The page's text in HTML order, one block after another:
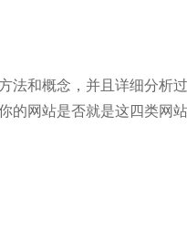
法和概念，并且详细分
网站是否就是这四类网